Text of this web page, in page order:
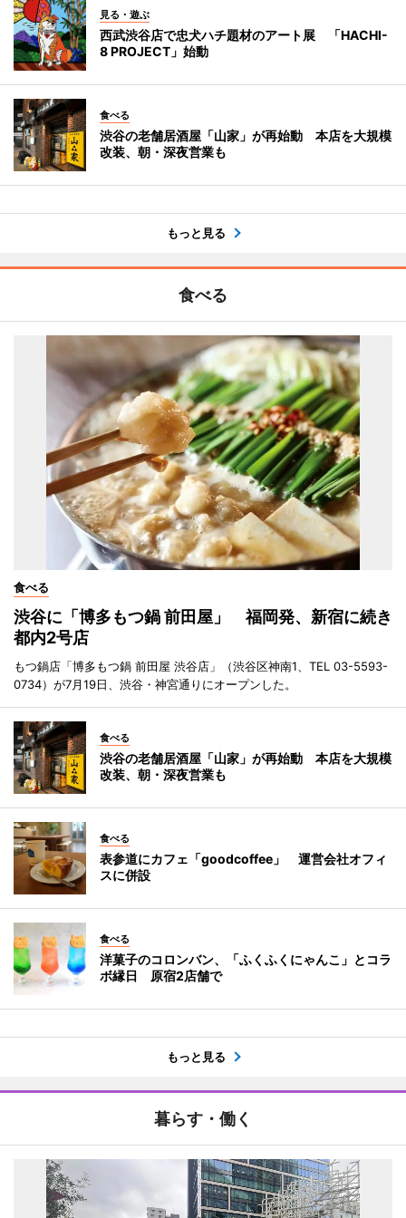
見る・遊ぶ
西武渋谷店で忠犬ハチ題材のアート展 「HACHI-
8 PROJECT」始動
食べる
渋谷の老舗居酒屋「山家」が再始動 本店を大規模
改装、朝・深夜営業も
もっと見る
食べる
食べる
渋谷に「博多もつ鍋 前田屋」 福岡発、新宿に続き
都内2号店
もつ鍋店「博多もつ鍋 前田屋 渋谷店」（渋谷区神南1、TEL 03-5593-
0734）が7月19日、渋谷・神宮通りにオープンした。
食べる
渋谷の老舗居酒屋「山家」が再始動 本店を大規模
改装、朝・深夜営業も
食べる
表参道にカフェ「goodcoffee」 運営会社オフィ
スに併設
食べる
洋菓子のコロンバン、「ふくふくにゃんこ」とコラ
ボ縁日 原宿2店舗で
もっと見る
暮らす・働く